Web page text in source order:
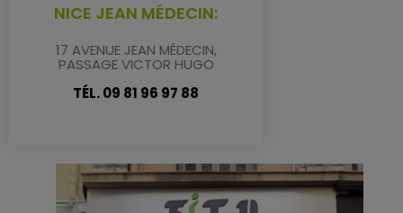
NICE JEAN MÉDECIN:
17 AVENUE JEAN MÉDECIN,
PASSAGE VICTOR HUGO
TÉL. 09 81 96 97 88